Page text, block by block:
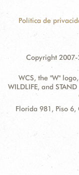
Política de
Copyright
WCS, the "W" logo,
WILDLIFE, and
Contact
Address:
Florida 981, Piso